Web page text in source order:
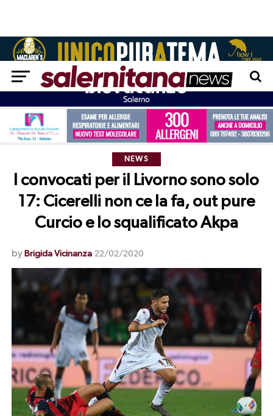
NEWS
I convocati per il Livorno sono solo
17: Cicerelli non ce la fa, out pure
Curcio e lo squalificato Akpa
by Brigida Vicinanza 22/02/2020